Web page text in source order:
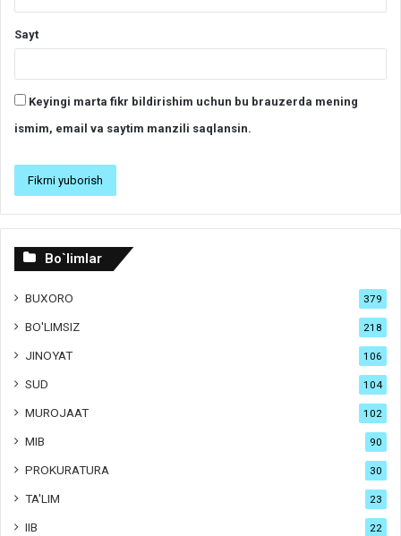
Sayt
Keyingi marta fikr bildirishim uchun bu brauzerda mening
ismim, email va saytim manzili saqlansin.
Bo`limlar
BUXORO 379
BO'LIMSIZ 218
JINOYAT 106
SUD 104
MUROJAAT 102
MIB 90
PROKURATURA 30
TA'LIM 23
IIB 22